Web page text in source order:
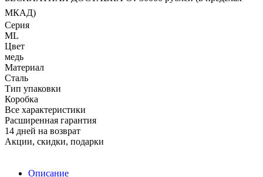
МКАД)
Серия
ML
Цвет
медь
Материал
Сталь
Тип упаковки
Коробка
Все характеристики
Расширенная гарантия
14 дней на возврат
Акции, скидки, подарки
Описание